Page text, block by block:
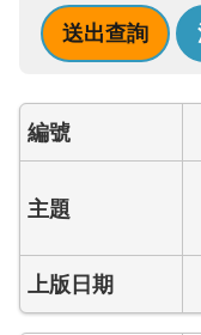
機
關
簡
教
下
載